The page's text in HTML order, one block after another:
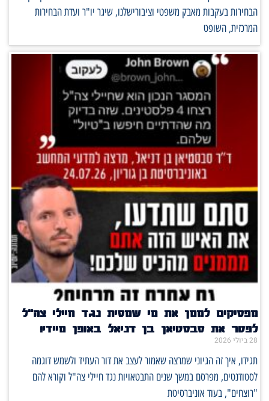
הבחירות בעקבות מאבק משפטי וציבורישלנו, שיגר יו"ר ועדת הבחירות
המרכזית, השופט
מפסיקים לממן את מי שמסית נגד חיילי צה"ל
לפטר את סבסטיאן בן דניאל באופן מיידי!
28 ביולי 2026
תגידו, איך זה הגיוני שמרצה שאמור לעצב את דור העתיד ולשמש דוגמה
לסטודנטים, מפרסם במשך שנים התבטאויות נגד חיילי צה"ל וקורא להם
"רוצחים", בעוד אוניברסיטת